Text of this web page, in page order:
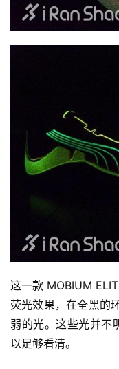
这一款 MOBIUM
荧光效果，在全黑的
弱的光。这些光并不
以足够看清。